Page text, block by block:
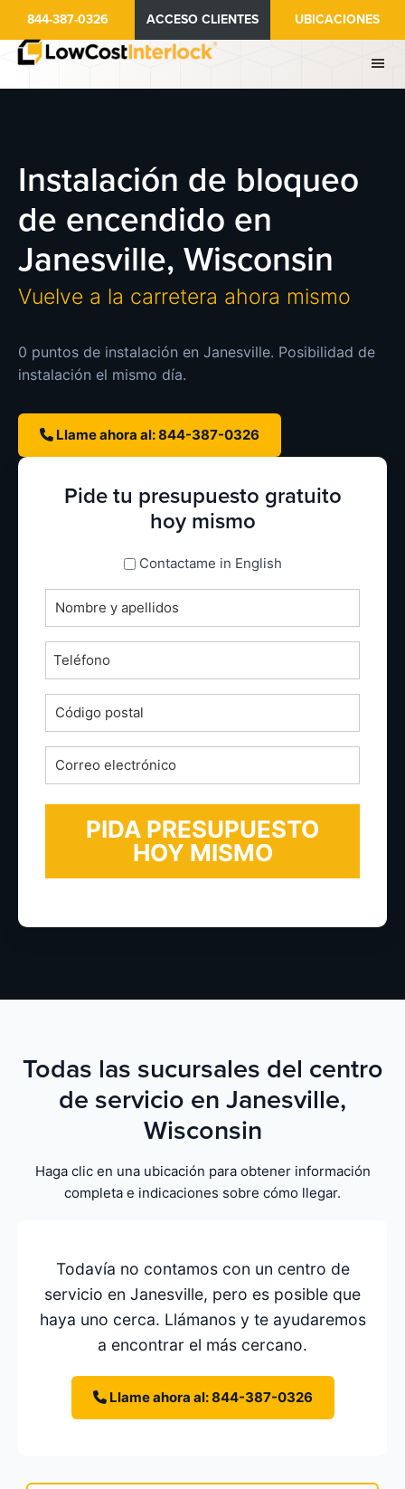
contenido
844-387-0326 ACCESO CLIENTES UBICACIONES
Instalación de bloqueo
de encendido en
Janesville, Wisconsin
Vuelve a la carretera ahora mismo
0 puntos de instalación en Janesville. Posibilidad de
instalación el mismo día.
Llame ahora al: 844-387-0326
Pide tu presupuesto gratuito
hoy mismo
espanol_espanolContactame in English
Nombre
completo
*Teléfono
Código
postal
*Correo
electrónico
*
Todas las sucursales del centro
de servicio en Janesville,
Wisconsin
Haga clic en una ubicación para obtener información
completa e indicaciones sobre cómo llegar.
Todavía no contamos con un centro de
servicio en Janesville, pero es posible que
haya uno cerca. Llámanos y te ayudaremos
a encontrar el más cercano.
Llame ahora al: 844-387-0326